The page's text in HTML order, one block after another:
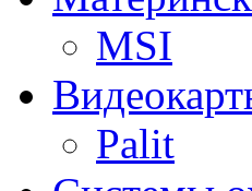
MSI
Palit